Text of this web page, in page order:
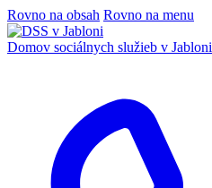
Rovno na obsah Rovno na menu
Domov sociálnych služieb v Jabloni